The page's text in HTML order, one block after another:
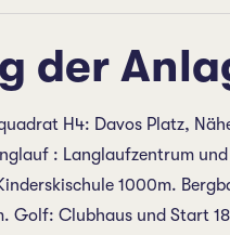
der
H4: Davos Platz,
: Langlaufzentrum
1000m.
Golf: Clubhaus und Start